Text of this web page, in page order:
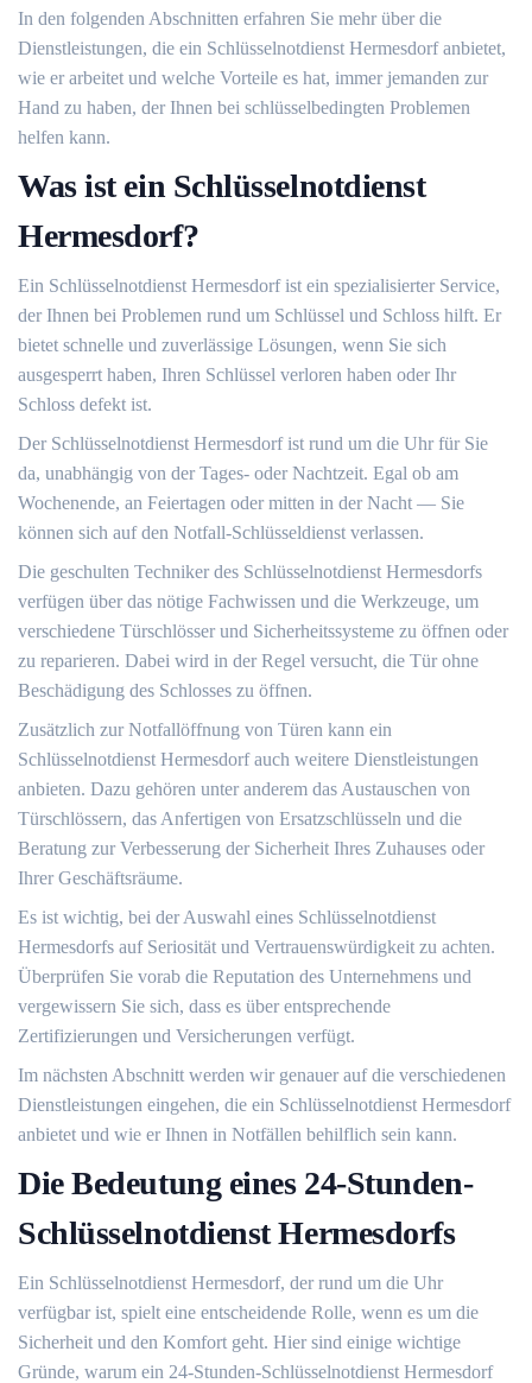
In den folgenden Abschnitten erfahren Sie mehr über die
Dienstleistungen, die ein Schlüsselnotdienst Hermesdorf anbietet,
wie er arbeitet und welche Vorteile es hat, immer jemanden zur
Hand zu haben, der Ihnen bei schlüsselbedingten Problemen
helfen kann.
Was ist ein Schlüsselnotdienst
Hermesdorf?​
Ein Schlüsselnotdienst Hermesdorf ist ein spezialisierter Service,
der Ihnen bei Problemen rund um Schlüssel und Schloss hilft.​ Er
bietet schnelle und zuverlässige Lösungen, wenn Sie sich
ausgesperrt haben, Ihren Schlüssel verloren haben oder Ihr
Schloss defekt ist.​
Der Schlüsselnotdienst Hermesdorf ist rund um die Uhr für Sie
da, unabhängig von der Tages- oder Nachtzeit.​ Egal ob am
Wochenende, an Feiertagen oder mitten in der Nacht ― Sie
können sich auf den Notfall-Schlüsseldienst verlassen.
Die geschulten Techniker des Schlüsselnotdienst Hermesdorfs
verfügen über das nötige Fachwissen und die Werkzeuge, um
verschiedene Türschlösser und Sicherheitssysteme zu öffnen oder
zu reparieren.​ Dabei wird in der Regel versucht, die Tür ohne
Beschädigung des Schlosses zu öffnen.​
Zusätzlich zur Notfallöffnung von Türen kann ein
Schlüsselnotdienst Hermesdorf auch weitere Dienstleistungen
anbieten. Dazu gehören unter anderem das Austauschen von
Türschlössern, das Anfertigen von Ersatzschlüsseln und die
Beratung zur Verbesserung der Sicherheit Ihres Zuhauses oder
Ihrer Geschäftsräume.
Es ist wichtig, bei der Auswahl eines Schlüsselnotdienst
Hermesdorfs auf Seriosität und Vertrauenswürdigkeit zu achten.​
Überprüfen Sie vorab die Reputation des Unternehmens und
vergewissern Sie sich, dass es über entsprechende
Zertifizierungen und Versicherungen verfügt.​
Im nächsten Abschnitt werden wir genauer auf die verschiedenen
Dienstleistungen eingehen, die ein Schlüsselnotdienst Hermesdorf
anbietet und wie er Ihnen in Notfällen behilflich sein kann.​
Die Bedeutung eines 24-Stunden-
Schlüsselnotdienst Hermesdorfs
Ein Schlüsselnotdienst Hermesdorf, der rund um die Uhr
verfügbar ist, spielt eine entscheidende Rolle, wenn es um die
Sicherheit und den Komfort geht.​ Hier sind einige wichtige
Gründe, warum ein 24-Stunden-Schlüsselnotdienst Hermesdorf